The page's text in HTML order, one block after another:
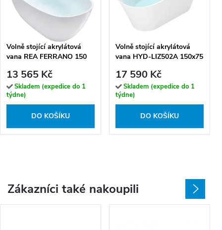
Volně stojící akrylátová
vana REA FERRANO 150
Chrom
13 565 Kč
Skladem (expedice do 1
týdne)
DO KOŠÍKU
Volně stojící akrylátová
vana HYD-LIZ502A 150x75
17 590 Kč
Skladem (expedice do 1
týdne)
DO KOŠÍKU
Zákazníci také nakoupili